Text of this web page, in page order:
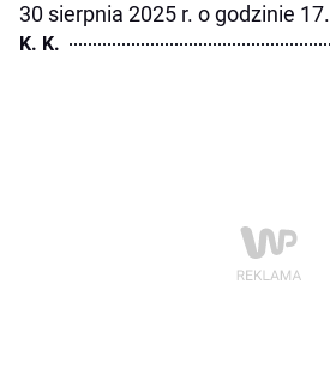
30 sierpnia 2025 r. o godzinie 17.
K. K.